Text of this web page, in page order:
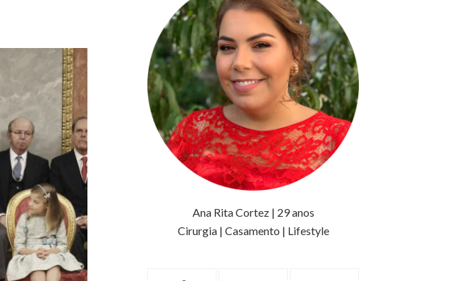
Ana Rita Cortez | 29 anos
Cirurgia | Casamento | Lifestyle